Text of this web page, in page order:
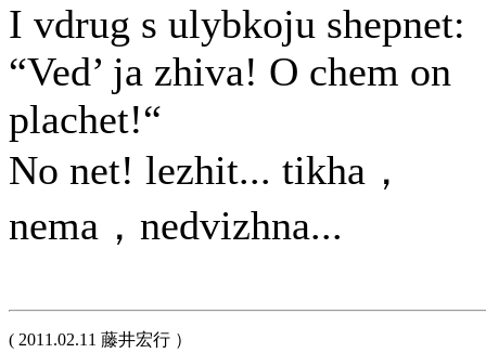
I vdrug s ulybkoju shepnet:
“Ved’ ja zhiva! O chem on
plachet!“
No net! lezhit... tikha，
nema，nedvizhna...
( 2011.02.11 藤井宏行 ）